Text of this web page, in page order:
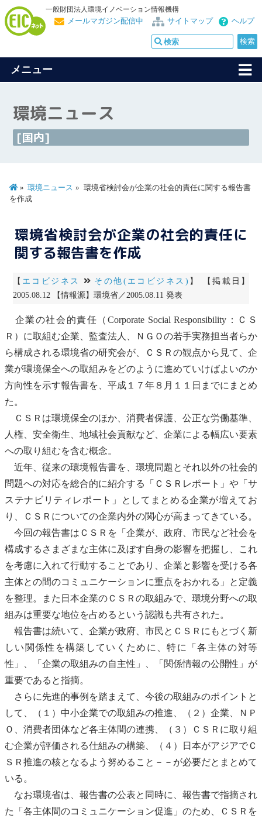
一般財団法人環境イノベーション情報機構
ヘルプ
サイトマップ
メールマガジン配信中
メニュー
環境ニュース
[国内]
環境ニュース
環境省検討会が企業の社会的責任に関する報告書
を作成
環境省検討会が企業の社会的責任に
関する報告書を作成
【 エコビジネス その他(エコビジネス) 】 【掲載日】
2005.08.12 【情報源】環境省／2005.08.11 発表
企業の社会的責任 （Corporate Social Responsibility：ＣＳ
Ｒ）に取組む企業、監査法人、ＮＧＯの若手実務担当者らか
ら構成される環境省の研究会が、ＣＳＲの観点から見て、企
業が環境保全への取組みをどのように進めていけばよいのか
方向性を示す報告書を、平成１７年８月１１日までにまとめ
た。
ＣＳＲは環境保全のほか、消費者保護、公正な労働基準、
人権、安全衛生、地域社会貢献など、企業による幅広い要素
への取り組むを含む概念。
近年、従来の環境報告書を、環境問題とそれ以外の社会的
問題への対応を総合的に紹介する「ＣＳＲレポート」や「サ
ステナビリティレポート」としてまとめる企業が増えてお
り、ＣＳＲについての企業内外の関心が高まってきている。
今回の報告書はＣＳＲを「企業が、政府、市民など社会を
構成するさまざまな主体に及ぼす自身の影響を把握し、これ
を考慮に入れて行動することであり、企業と影響を受ける各
主体との間のコミュニケーションに重点をおかれる」と定義
を整理。また日本企業のＣＳＲの取組みで、環境分野への取
組みは重要な地位を占めるという認識も共有された。
報告書は続いて、企業が政府、市民とＣＳＲにもとづく新
しい関係性を構築していくために、特に「各主体の対等
性」、「企業の取組みの自主性」、「関係情報の公開性」が
重要であると指摘。
さらに先進的事例を踏まえて、今後の取組みのポイントと
して、（１）中小企業での取組みの推進、（２）企業、ＮＰ
Ｏ、消費者団体など各主体間の連携、（３）ＣＳＲに取り組
む企業が評価される仕組みの構築、（４）日本がアジアでＣ
ＳＲ推進の核となるよう努めること－－が必要だとまとめて
いる。
なお環境省は、報告書の公表と同時に、報告書で指摘され
た「各主体間のコミュニケーション促進」のため、ＣＳＲを